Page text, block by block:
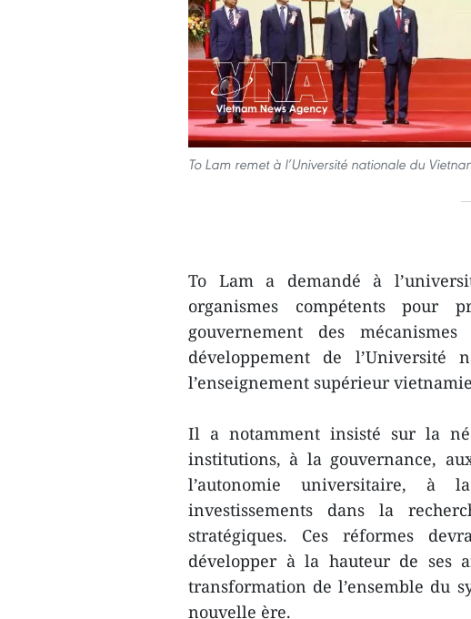
To Lam remet à l’Université nationale du
To Lam a demandé à
organismes compétents pour
gouvernement des
développement de
l’enseignement supérieur
Il a notamment insisté sur la
institutions, à la gouvernance,
l’autonomie universitaire, à
investissements dans la
stratégiques. Ces réformes
développer à la hauteur de ses
transformation de l’ensemble du
nouvelle ère.